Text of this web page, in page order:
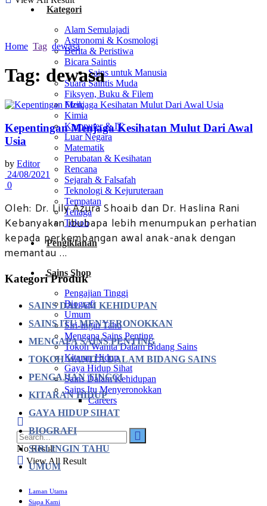
Kategori
Alam Semulajadi
Astronomi & Kosmologi
Berita & Peristiwa
Bicara Saintis
Sains untuk Manusia
Suara Saintis Muda
Fiksyen, Buku & Filem
Fizik
Kimia
Komputer & IT
Luar Negara
Matematik
Perubatan & Kesihatan
Rencana
Sejarah & Falsafah
Teknologi & Kejuruteraan
Tempatan
Tenaga
Tokoh
Pengiklanan
Sains Shop
Pengajian Tinggi
Biografi
Umum
Siri-Ingin Tahu
Mengapa Sains Penting
Tokoh Wanita Dalam Bidang Sains
Kitaran Hidup
Gaya Hidup Sihat
Sains Dalam Kehidupan
Sains Itu Menyeronokkan
Careers
No Result
View All Result
Home Tag dewasa
Tag: dewasa
Kepentingan Menjaga Kesihatan Mulut Dari Awal
Usia
by Editor
24/08/2021
0
Oleh: Dr. Lily Azura Shoaib dan Dr. Haslina Rani
Kebanyakan ibubapa lebih menumpukan perhatian
kepada perkembangan awal anak-anak dengan
memantau ...
Kategori Produk
SAINS DALAM KEHIDUPAN
SAINS ITU MENYERONOKKAN
MENGAPA SAINS PENTING
TOKOH WANITA DALAM BIDANG SAINS
PENGAJIAN TINGGI
KITARAN HIDUP
GAYA HIDUP SIHAT
BIOGRAFI
SIRI-INGIN TAHU
UMUM
Laman Utama
Siapa Kami